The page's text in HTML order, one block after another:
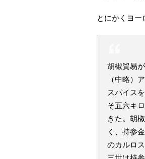
とにかくヨー
胡椒貿易
（中略）
スパイス
そ五六キ
きた。胡
く、持参
のカルロ